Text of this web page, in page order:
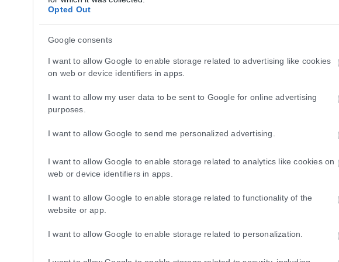
Opted Out
Google consents
I want to allow Google to enable storage related to advertising like cookies
on web or device identifiers in apps.
I want to allow my user data to be sent to Google for online advertising
purposes.
I want to allow Google to send me personalized advertising.
I want to allow Google to enable storage related to analytics like cookies on
web or device identifiers in apps.
I want to allow Google to enable storage related to functionality of the
website or app.
I want to allow Google to enable storage related to personalization.